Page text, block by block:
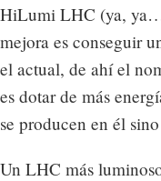
HiLumi LHC (ya,
mejora es conseguir
el actual, de ahí el
es dotar de más
se producen en él
Un LHC más